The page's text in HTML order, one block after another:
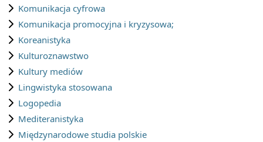
Komunikacja cyfrowa
Komunikacja promocyjna i kryzysowa;
Koreanistyka
Kulturoznawstwo
Kultury mediów
Lingwistyka stosowana
Logopedia
Mediteranistyka
Międzynarodowe studia polskie